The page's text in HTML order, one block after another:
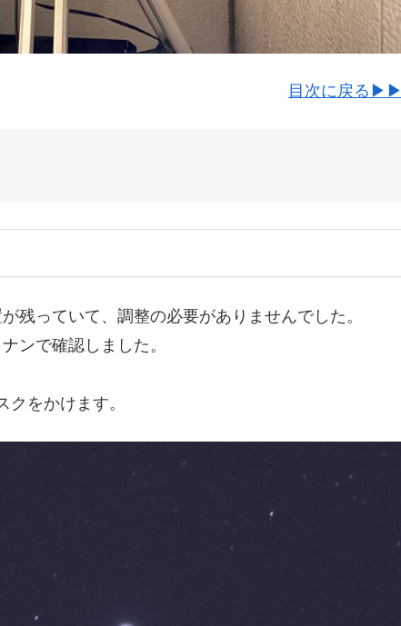
目次に戻る▶▶
残っていて、調整の必要がありませんでした。
ンで確認しました。
をかけます。